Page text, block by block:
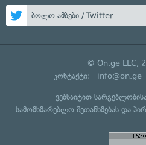
ბოლო ამბები / Twitter
© On.ge LLC,
კონტაქტი: info@on.ge
ვებსაიტით
სამომხმარებლო შეთანხმებასდა